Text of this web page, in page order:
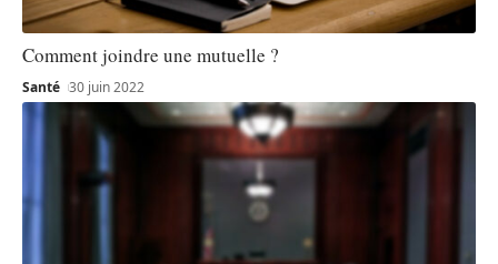
Comment joindre une mutuelle ?
Santé 30 juin 2022